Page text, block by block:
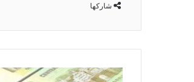
شاركها